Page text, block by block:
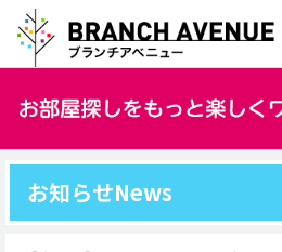
お知らせNews